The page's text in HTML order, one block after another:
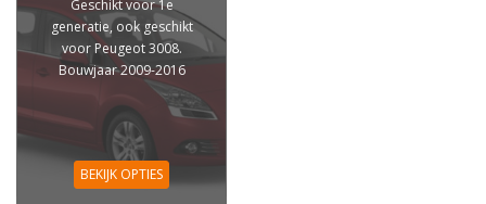
Geschikt voor 1e
generatie, ook geschikt
voor Peugeot 3008.
Bouwjaar 2009-2016
BEKIJK OPTIES